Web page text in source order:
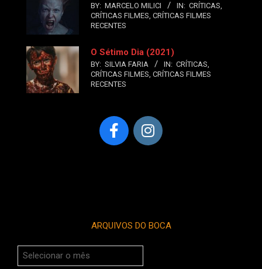
BY: MARCELO MILICI IN: CRÍTICAS
CRÍTICAS FILMES CRÍTICAS FILMES
RECENTES
O Sétimo Dia (2021)
BY: SILVIA FARIA IN: CRÍTICAS
CRÍTICAS FILMES CRÍTICAS FILMES
RECENTES
ARQUIVOS DO BOCA
Arquivos
do